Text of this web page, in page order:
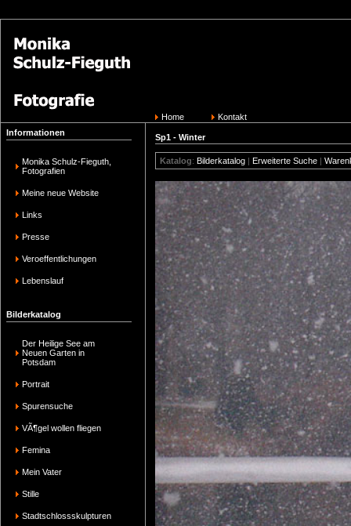
Home
Kontakt
Informationen
Monika Schulz-Fieguth,
Fotografien
Meine neue Website
Links
Presse
Veroeffentlichungen
Lebenslauf
Bilderkatalog
Der Heilige See am
Neuen Garten in
Potsdam
Portrait
Spurensuche
VÃ¶gel wollen fliegen
Femina
Mein Vater
Stille
Stadtschlossskulpturen
Sp1 - Winter
Katalog: Bilderkatalog | Erweiterte Suche |